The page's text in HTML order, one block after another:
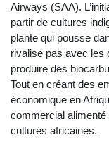
Airways (SAA).
partir de cultures
plante qui pousse
rivalise pas avec les
produire des
Tout en créant des
économique en
commercial alimenté
cultures africaines.